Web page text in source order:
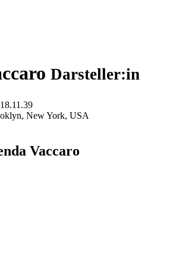
Darsteller:in
18.11.39
New York, USA
Vaccaro